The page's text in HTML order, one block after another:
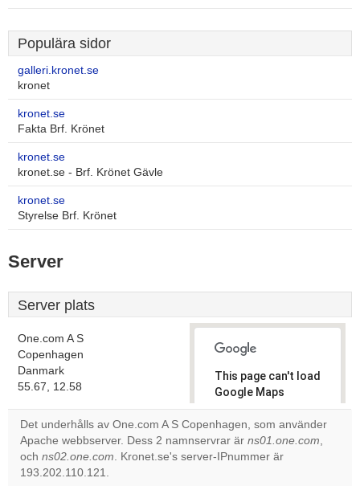
Populära sidor
galleri.kronet.se
kronet
kronet.se
Fakta Brf. Krönet
kronet.se
kronet.se - Brf. Krönet Gävle
kronet.se
Styrelse Brf. Krönet
Server
Server plats
One.com A S
Copenhagen
Danmark
55.67, 12.58
This page can't load
Google Maps
correctly.
Do you
own this
Det underhålls av One.com A S Copenhagen, som använder
Apache webbserver. Dess 2 namnservrar är ns01.one.com,
och ns02.one.com. Kronet.se's server-IPnummer är
193.202.110.121.